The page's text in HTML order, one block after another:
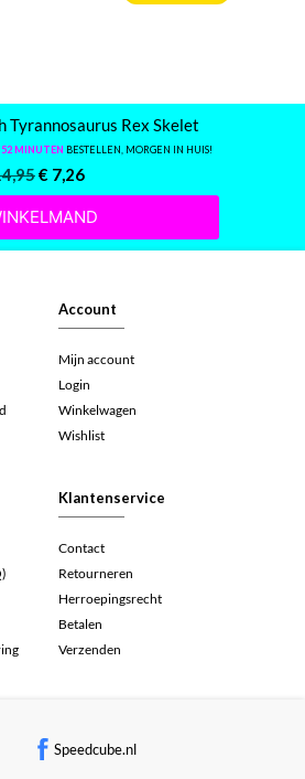
Tyrannosaurus Rex Skelet
52 MINUTEN BESTELLEN, MORGEN IN HUIS!
€ 7,26
Account
Mijn account
Login
Winkelwagen
Wishlist
Klantenservice
Contact
Retourneren
Herroepingsrecht
Betalen
Verzenden
Speedcube.nl